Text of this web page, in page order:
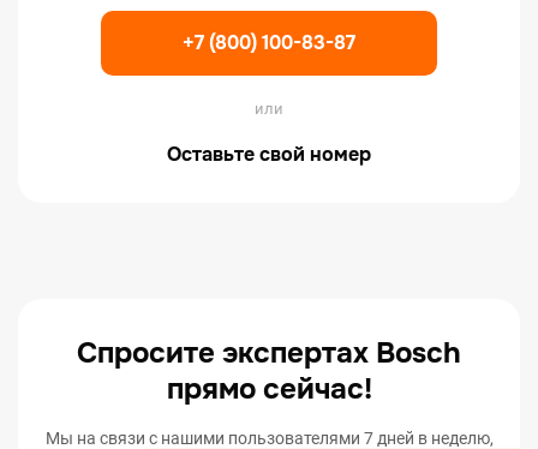
+7 (800) 100-83-87
или
Оставьте свой номер
Спросите экспертах Bosch
прямо сейчас!
Мы на связи с нашими пользователями 7 дней в неделю,